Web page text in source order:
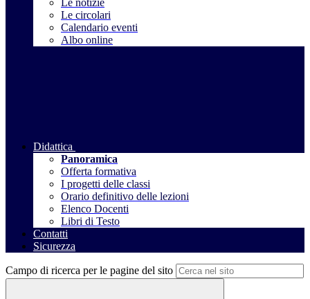
Le notizie
Le circolari
Calendario eventi
Albo online
Didattica
Panoramica
Offerta formativa
I progetti delle classi
Orario definitivo delle lezioni
Elenco Docenti
Libri di Testo
Contatti
Sicurezza
Campo di ricerca per le pagine del sito